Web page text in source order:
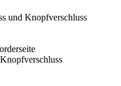
und Knopfverschluss